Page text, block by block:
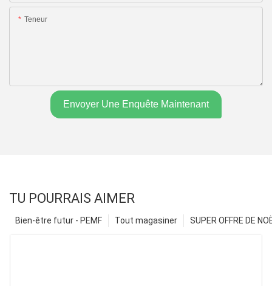
Teneur
Envoyer Une Enquête Maintenant
TU POURRAIS AIMER
SUPER OFFRE DE
Tout magasiner
Bien-être futur - PEMF